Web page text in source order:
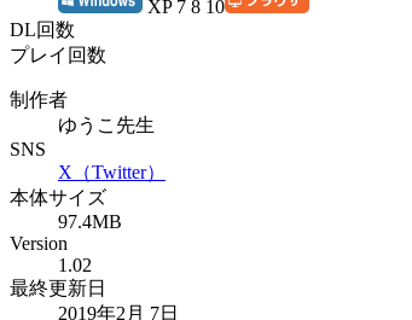
XP 7 8 10
DL回数
プレイ回数
制作者
ゆうこ先生
SNS
X（Twitter）
本体サイズ
97.4MB
Version
1.02
最終更新日
2019年2月 7日